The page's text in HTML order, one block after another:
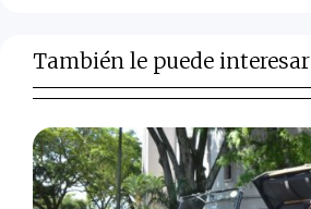
También le puede interesar